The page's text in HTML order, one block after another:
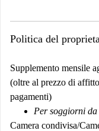
Politica del
Supplemento mensile
(oltre al prezzo di
pagamenti)
Per soggiorni
Camera condivisa/